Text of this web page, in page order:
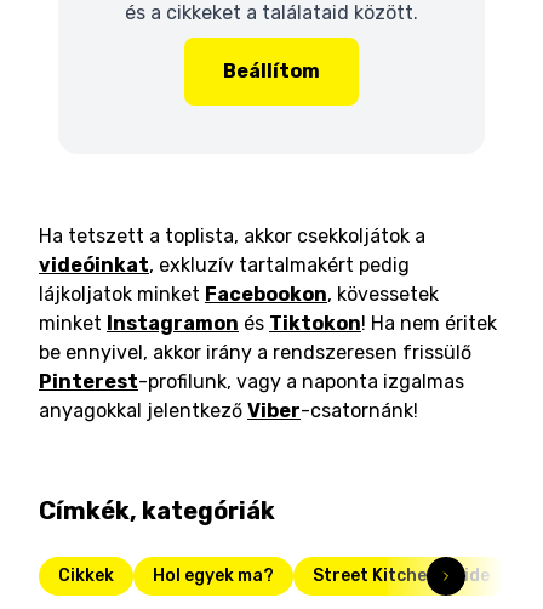
és a cikkeket a találataid között.
Beállítom
Ha tetszett a toplista, akkor csekkoljátok a
videóinkat, exkluzív tartalmakért pedig
lájkoljatok minket Facebookon, kövessetek
minket Instagramon és Tiktokon! Ha nem éritek
be ennyivel, akkor irány a rendszeresen frissülő
Pinterest-profilunk, vagy a naponta izgalmas
anyagokkal jelentkező Viber-csatornánk!
Címkék, kategóriák
Cikkek Hol egyek ma? Street Kitchen Guide